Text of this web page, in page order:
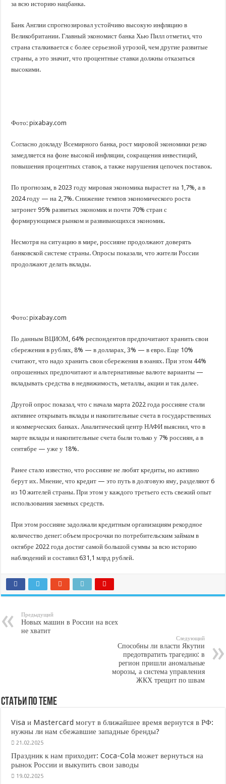
за всю историю нацбанка.
Банк Англии спрогнозировал устойчиво высокую инфляцию в
Великобритании. Главный экономист банка Хью Пилл отметил, что
страна сталкивается с более серьезной угрозой, чем другие развитые
страны, а это значит, что процентные ставки должны отказаться
высокими.
Фото: pixabay.com
Согласно докладу Всемирного банка, рост мировой экономики резко
замедляется на фоне высокой инфляции, сокращения инвестиций,
повышения процентных ставок, а также нарушения цепочек поставок.
По прогнозам, в 2023 году мировая экономика вырастет на 1,7%, а в
2024 году — на 2,7%. Снижение темпов экономического роста
затронет 95% развитых экономик и почти 70% стран с
формирующимся рынком и развивающихся экономик.
Несмотря на ситуацию в мире, россияне продолжают доверять
банковской системе страны. Опросы показали, что жители России
продолжают делать вклады.
Фото: pixabay.com
По данным ВЦИОМ, 64% респондентов предпочитают хранить свои
сбережения в рублях, 8% — в долларах, 3% — в евро. Еще 10%
считают, что надо хранить свои сбережения в юанях. При этом 44%
опрошенных предпочитают и альтернативные валюте варианты —
вкладывать средства в недвижимость, металлы, акции и так далее.
Другой опрос показал, что с начала марта 2022 года россияне стали
активнее открывать вклады и накопительные счета в государственных
и коммерческих банках. Аналитический центр НАФИ выяснил, что в
марте вклады и накопительные счета были только у 7% россиян, а в
сентябре — уже у 18%.
Ранее стало известно, что россияне не любят кредиты, но активно
берут их. Мнение, что кредит — это путь в долговую яму, разделяют 6
из 10 жителей страны. При этом у каждого третьего есть свежий опыт
использования заемных средств.
При этом россияне задолжали кредитным организациям рекордное
количество денег: объем просрочки по потребительским займам в
октябре 2022 года достиг самой большой суммы за всю историю
наблюдений и составил 631,1 млрд рублей.
Предыдущий
Новых машин в России на всех
не хватит
Следующий
Способны ли власти Якутии
предотвратить трагедию: в
регион пришли аномальные
морозы, а система управления
ЖКХ трещит по швам
Статьи по Теме
Visa и Mastercard могут в ближайшее время вернутся в РФ:
нужны ли нам сбежавшие западные бренды?
21.02.2025
Праздник к нам приходит: Coca-Cola может вернуться на
рынок России и выкупить свои заводы
19.02.2025